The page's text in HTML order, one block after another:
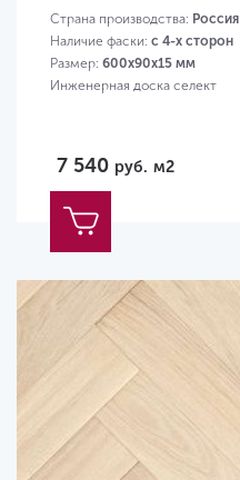
Страна производства: Россия
Наличие фаски: с 4-х сторон
Размер: 600х90х15 мм
Инженерная доска селект
7 540 руб. м2